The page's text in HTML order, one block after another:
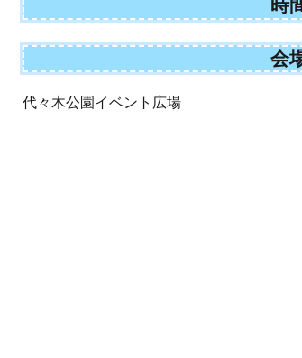
時
会
代々木公園イベント広場